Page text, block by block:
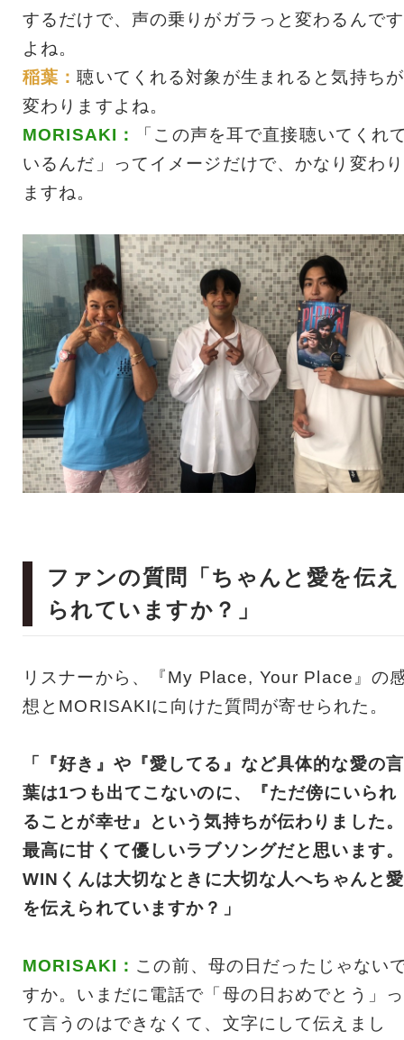
するだけで、声の乗りがガラっと変わるんです
よね。
稲葉：聴いてくれる対象が生まれると気持ちが
変わりますよね。
MORISAKI：
「この声を耳で直接聴いてくれ
いるんだ」ってイメージだけで、かなり変わり
ますね。
ファンの質問「ちゃんと愛を伝え
られていますか？」
リスナーから、『My Place, Your Place』の
想とMORISAKIに向けた質問が寄せられた。
「『好き』や『愛してる』など具体的な愛の言
葉は1つも出てこないのに、『ただ傍にいられ
ることが幸せ』という気持ちが伝わりました。
最高に甘くて優しいラブソングだと思います。
WINくんは大切なときに大切な人へちゃんと愛
を伝えられていますか？」
MORISAKI： この前、母の日だったじゃない
すか。いまだに電話で「母の日おめでとう」っ
て言うのはできなくて、文字にして伝えまし